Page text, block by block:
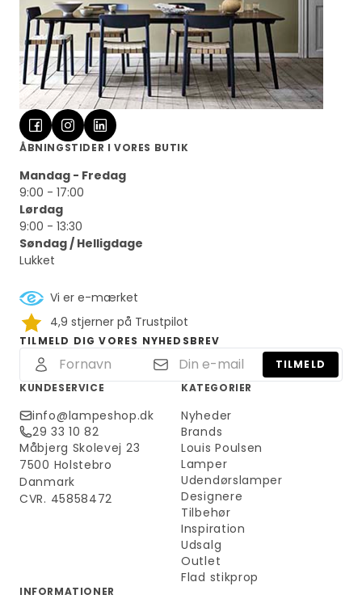
ÅBNINGSTIDER I VORES BUTIK
Mandag - Fredag
9:00 - 17:00
Lørdag
9:00 - 13:30
Søndag / Helligdage
Lukket
Vi er e-mærket
4,9 stjerner på Trustpilot
TILMELD DIG VORES NYHEDSBREV
TILMELD
KUNDESERVICE
info@lampeshop.dk
29 33 10 82
Måbjerg Skolevej 23
7500 Holstebro
Danmark
CVR. 45858472
KATEGORIER
Nyheder
Brands
Louis Poulsen
Lamper
Udendørslamper
Designere
Tilbehør
Inspiration
Udsalg
Outlet
Flad stikprop
INFORMATIONER